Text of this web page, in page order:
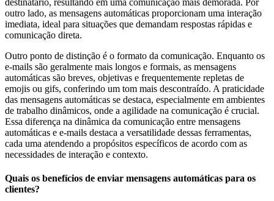
destinatário, resultando em uma comunicação mais demorada. Por
outro lado, as mensagens automáticas proporcionam uma interação
imediata, ideal para situações que demandam respostas rápidas e
comunicação direta.
Outro ponto de distinção é o formato da comunicação. Enquanto os
e-mails são geralmente mais longos e formais, as mensagens
automáticas são breves, objetivas e frequentemente repletas de
emojis ou gifs, conferindo um tom mais descontraído. A praticidade
das mensagens automáticas se destaca, especialmente em ambientes
de trabalho dinâmicos, onde a agilidade na comunicação é crucial.
Essa diferença na dinâmica da comunicação entre mensagens
automáticas e e-mails destaca a versatilidade dessas ferramentas,
cada uma atendendo a propósitos específicos de acordo com as
necessidades de interação e contexto.
Quais os benefícios de enviar mensagens automáticas para os
clientes?